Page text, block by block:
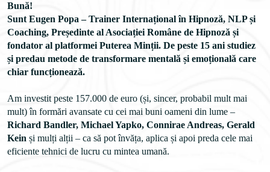
Bună!
Sunt Eugen Popa – Trainer Internațional în Hipnoză, NLP și
Coaching, Președinte al Asociației Române de Hipnoză și
fondator al platformei Puterea Minții. De peste 15 ani studiez
și predau metode de transformare mentală și emoțională care
Am investit peste 157.000 de euro (și, sincer, probabil mult mai
mult) în formări avansate cu cei mai buni oameni din lume –
Richard Bandler, Michael Yapko, Connirae Andreas, Gerald
Kein și mulți alții – ca să pot învăța, aplica și apoi preda cele mai
eficiente tehnici de lucru cu mintea umană.